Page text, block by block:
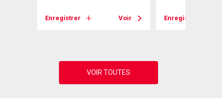
Enregistrer Voir Enregistrer